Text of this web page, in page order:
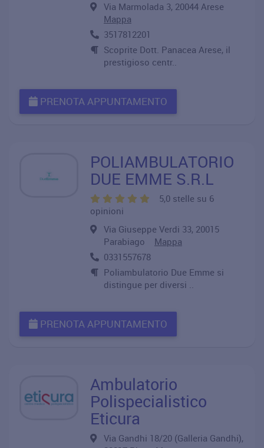
Via Marmolada 3, 20044 Arese
Mappa
3517812201
Scoprite Dott. Panacea Arese, il
prestigioso centr..
PRENOTA APPUNTAMENTO
POLIAMBULATORIO
DUE EMME S.R.L
5,0 stelle su 6
opinioni
Via Giuseppe Verdi 33, 20015
Parabiago Mappa
0331557678
Poliambulatorio Due Emme si
distingue per diversi ..
PRENOTA APPUNTAMENTO
Ambulatorio
Polispecialistico
Eticura
Via Gandhi 18/20 (Galleria Gandhi),